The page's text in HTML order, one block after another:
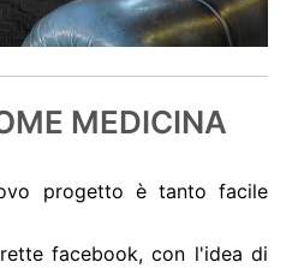
MEDICINA
progetto è tanto facile
facebook, con l'idea di